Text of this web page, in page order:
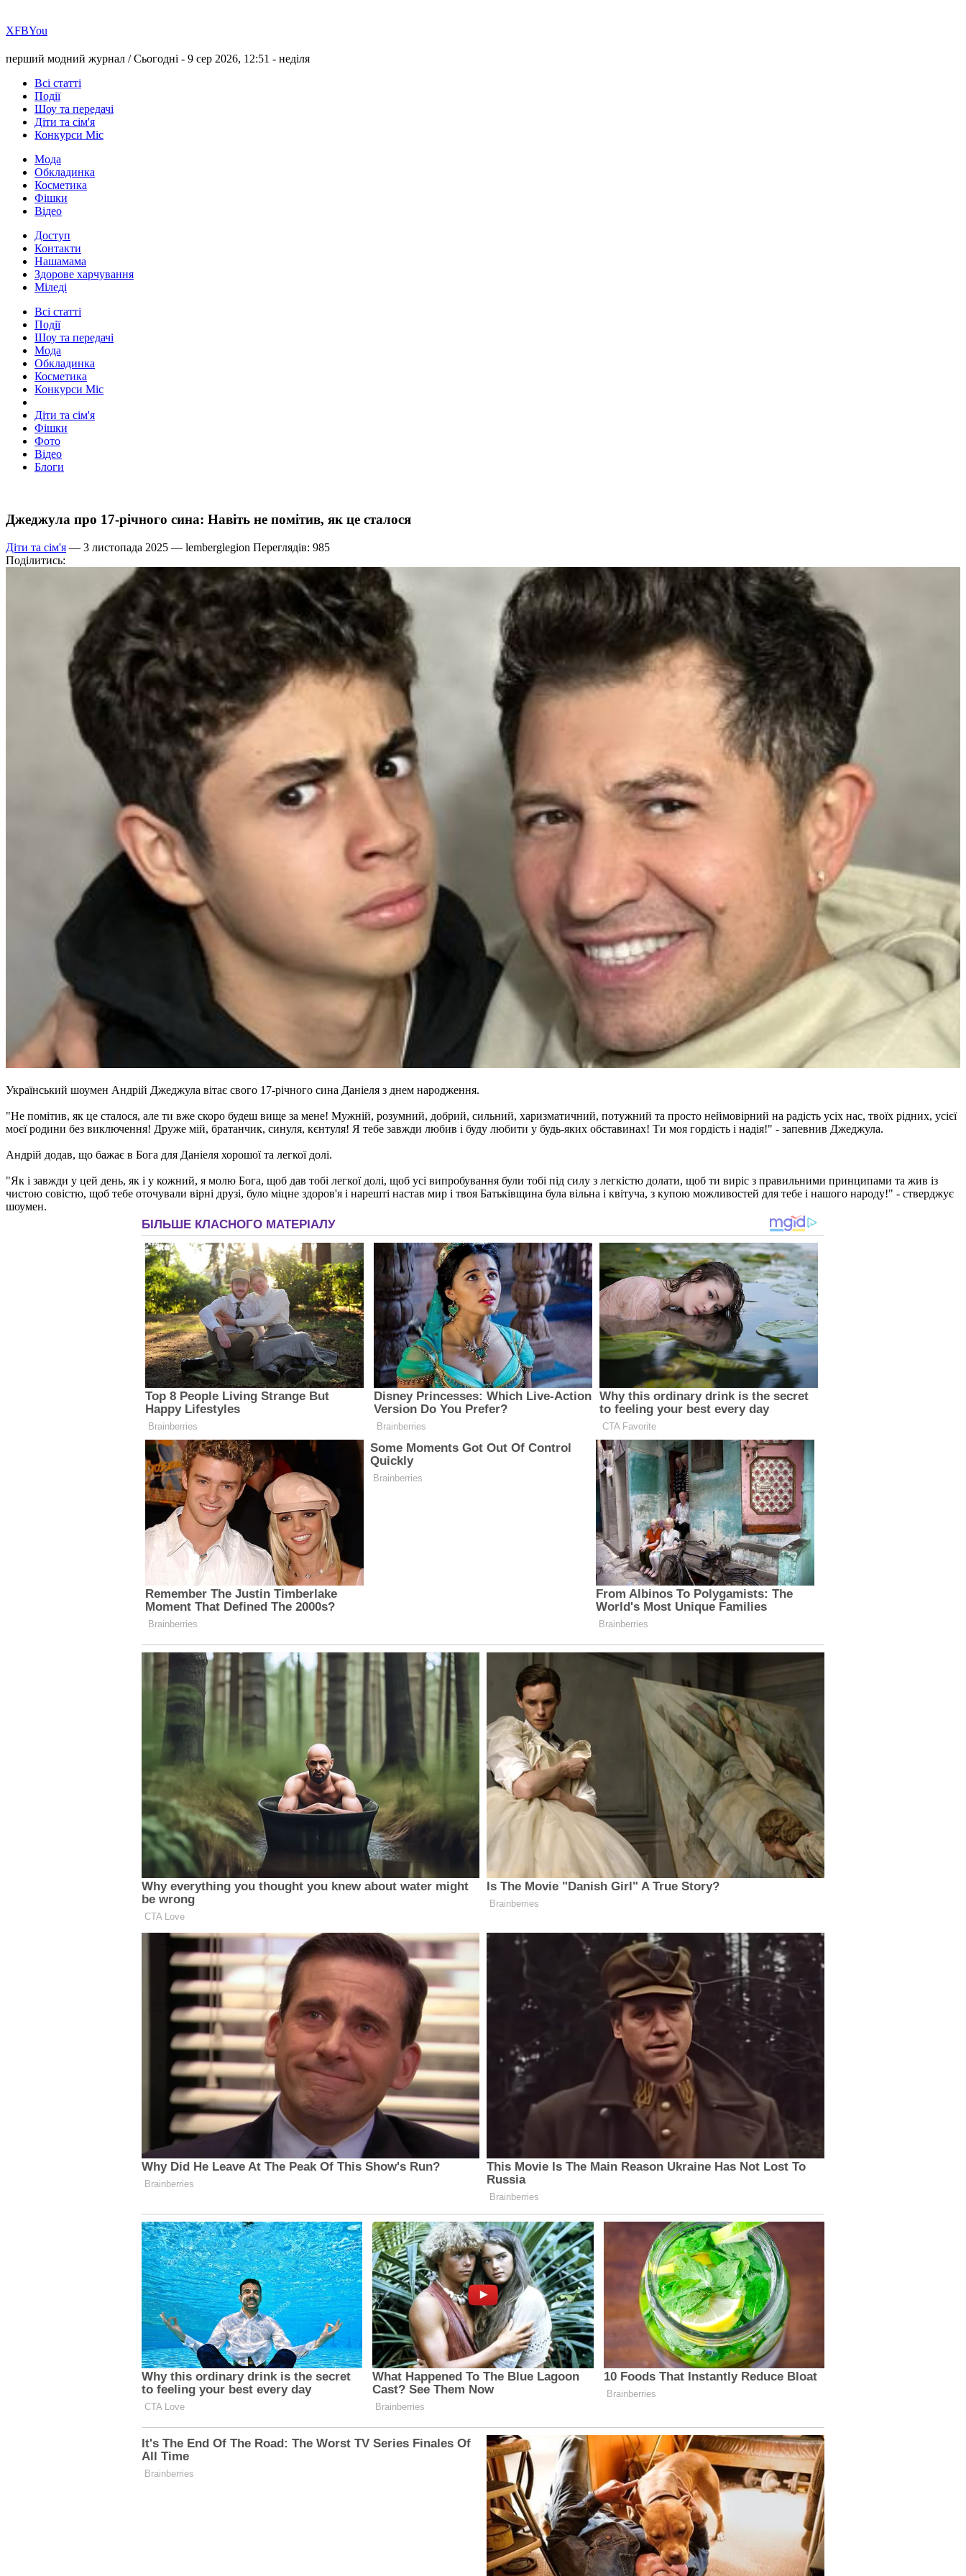
ХFBYou
перший модний журнал /Сьогодні - 9 сер 2026, 12:51 - неділя
Всі статті
Події
Шоу та передачі
Діти та сім'я
Конкурси Міс
Мода
Обкладинка
Косметика
Фішки
Відео
Доступ
Контакти
Нашамама
Здорове харчування
Міледі
Всі статті
Події
Шоу та передачі
Мода
Обкладинка
Косметика
Конкурси Міс
Діти та сім'я
Фішки
Фото
Відео
Блоги
Джеджула про 17-річного сина: Навіть не помітив, як це сталося
Діти та сім'я — 3 листопада 2025 — lemberglegion Переглядів: 985
Поділитись:
Український шоумен Андрій Джеджула вітає свого 17-річного сина Даніеля з днем народження.
"Не помітив, як це сталося, але ти вже скоро будеш вище за мене! Мужній, розумний, добрий, сильний, харизматичний, потужний та просто неймовірний на радість усіх нас, твоїх рідних, усієї
моєї родини без виключення! Друже мій, братанчик, синуля, кєнтуля! Я тебе завжди любив і буду любити у будь-яких обставинах! Ти моя гордість і надія!" - запевнив Джеджула.
Андрій додав, що бажає в Бога для Даніеля хорошої та легкої долі.
"Як і завжди у цей день, як і у кожний, я молю Бога, щоб дав тобі легкої долі, щоб усі випробування були тобі під силу з легкістю долати, щоб ти виріс з правильними принципами та жив із
чистою совістю, щоб тебе оточували вірні друзі, було міцне здоров'я і нарешті настав мир і твоя Батьківщина була вільна і квітуча, з купою можливостей для тебе і нашого народу!" - стверджує
шоумен.